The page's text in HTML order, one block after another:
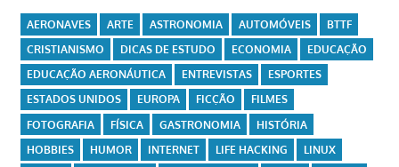
AERONAVES ARTE ASTRONOMIA AUTOMÓVEIS
BTTF
CRISTIANISMO
DICAS DE ESTUDO ECONOMIA
EDUCAÇÃO
EDUCAÇÃO AERONÁUTICA
ENTREVISTAS
ESPORTES
ESTADOS UNIDOS
EUROPA FICÇÃO
FILMES
FOTOGRAFIA
FÍSICA GASTRONOMIA
HISTÓRIA
HOBBIES
HUMOR INTERNET LIFE HACKING
LINUX